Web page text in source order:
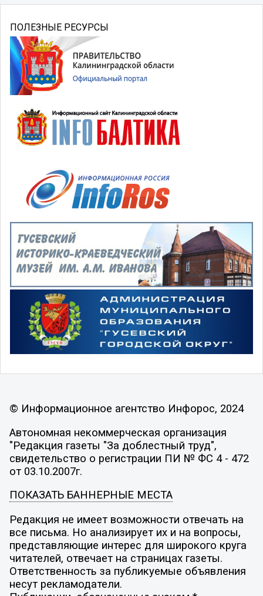
ПОЛЕЗНЫЕ РЕСУРСЫ
© Информационное агентство Инфорос, 2024
Автономная некоммерческая организация
"Редакция газеты "За доблестный труд",
свидетельство о регистрации ПИ № ФС 4 - 472
от 03.10.2007г.
ПОКАЗАТЬ БАННЕРНЫЕ МЕСТА
Редакция не имеет возможности отвечать на
все письма. Но анализирует их и на вопросы,
представляющие интерес для широкого круга
читателей, отвечает на страницах газеты.
Ответственность за публикуемые объявления
несут рекламодатели.